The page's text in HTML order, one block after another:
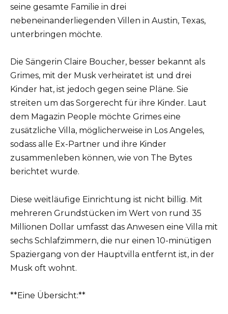
seine gesamte Familie in drei
nebeneinanderliegenden Villen in Austin, Texas,
unterbringen möchte.
Die Sängerin Claire Boucher, besser bekannt als
Grimes, mit der Musk verheiratet ist und drei
Kinder hat, ist jedoch gegen seine Pläne. Sie
streiten um das Sorgerecht für ihre Kinder. Laut
dem Magazin People möchte Grimes eine
zusätzliche Villa, möglicherweise in Los Angeles,
sodass alle Ex-Partner und ihre Kinder
zusammenleben können, wie von The Bytes
berichtet wurde.
Diese weitläufige Einrichtung ist nicht billig. Mit
mehreren Grundstücken im Wert von rund 35
Millionen Dollar umfasst das Anwesen eine Villa mit
sechs Schlafzimmern, die nur einen 10-minütigen
Spaziergang von der Hauptvilla entfernt ist, in der
Musk oft wohnt.
**Eine Übersicht:**